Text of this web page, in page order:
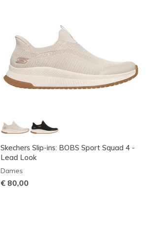
Skechers Slip-ins: BOBS Sport Squad 4 -
Lead Look
Dames
€ 80,00